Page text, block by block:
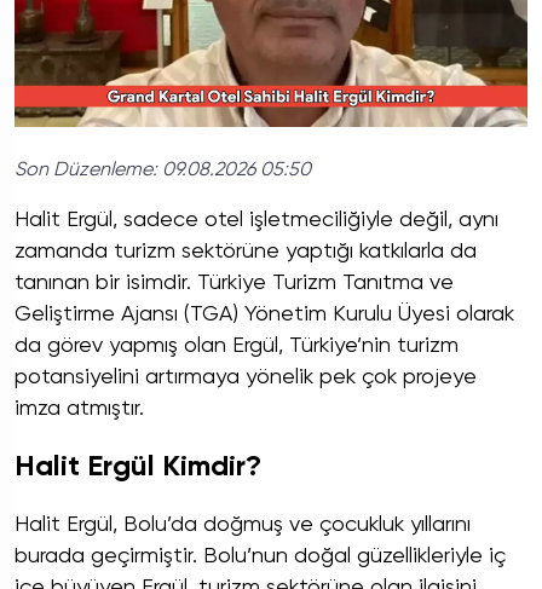
Son Düzenleme: 09.08.2026 05:50
Halit Ergül, sadece otel işletmeciliğiyle değil, aynı
zamanda turizm sektörüne yaptığı katkılarla da
tanınan bir isimdir. Türkiye Turizm Tanıtma ve
Geliştirme Ajansı (TGA) Yönetim Kurulu Üyesi olarak
da görev yapmış olan Ergül, Türkiye’nin turizm
potansiyelini artırmaya yönelik pek çok projeye
imza atmıştır.
Halit Ergül Kimdir?
Halit Ergül, Bolu’da doğmuş ve çocukluk yıllarını
burada geçirmiştir. Bolu’nun doğal güzellikleriyle iç